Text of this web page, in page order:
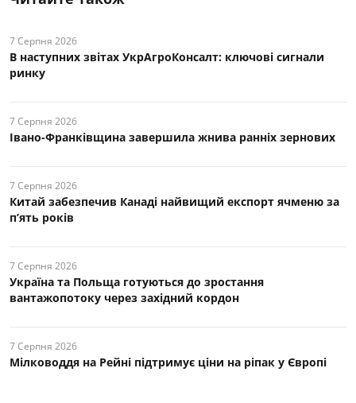
7 Серпня 2026
В наступних звітах УкрАгроКонсалт: ключові cигнали
ринку
7 Серпня 2026
Івано-Франківщина завершила жнива ранніх зернових
7 Серпня 2026
Китай забезпечив Канаді найвищий експорт ячменю за
п’ять років
7 Серпня 2026
Україна та Польща готуються до зростання
вантажопотоку через західний кордон
7 Серпня 2026
Мілководдя на Рейні підтримує ціни на ріпак у Європі